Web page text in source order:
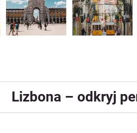
Lizbona – odkryj